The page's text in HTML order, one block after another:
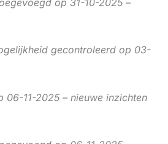
gecontroleerd op 03-
06-11-2025 – nieuwe inzichten